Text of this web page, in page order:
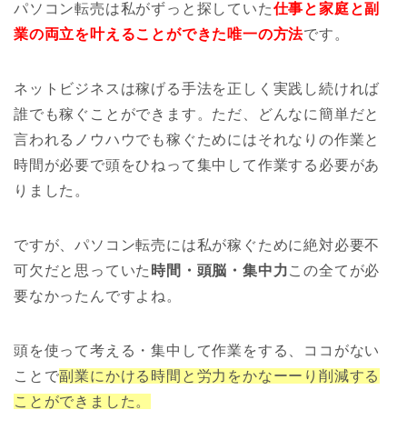
パソコン転売は私がずっと探していた仕事と家庭と副
業の両立を叶えることができた唯一の方法です。
ネットビジネスは稼げる手法を正しく実践し続ければ
誰でも稼ぐことができます。ただ、どんなに簡単だと
言われるノウハウでも稼ぐためにはそれなりの作業と
時間が必要で頭をひねって集中して作業する必要があ
りました。
ですが、パソコン転売には私が稼ぐために絶対必要不
可欠だと思っていた 時間・頭脳・集中力この全てが必
要なかったんですよね。
頭を使って考える・集中して作業をする、ココがない
ことで副業にかける時間と労力をかなーーり削減する
ことができました。